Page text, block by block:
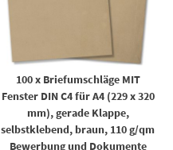
100 x Briefumschläge MIT
Fenster DIN C4 für A4 (229 x 320
mm), gerade Klappe,
selbstklebend, braun, 110 g/qm
Bewerbung und Dokumente